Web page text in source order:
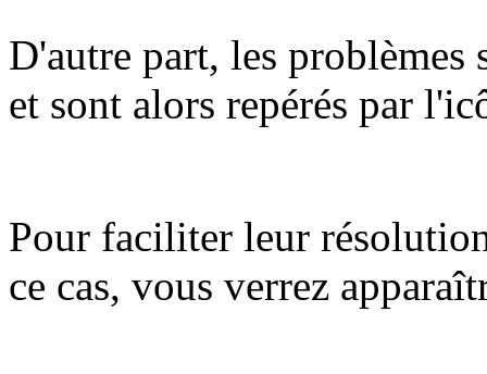
D'autre part, les problèmes
et sont alors repérés par
Pour faciliter leur
ce cas, vous verrez